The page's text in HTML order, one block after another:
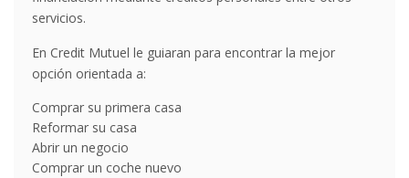
servicios.
En Credit Mutuel le guiaran para encontrar la mejor
opción orientada a:
Comprar su primera casa
Reformar su casa
Abrir un negocio
Comprar un coche nuevo